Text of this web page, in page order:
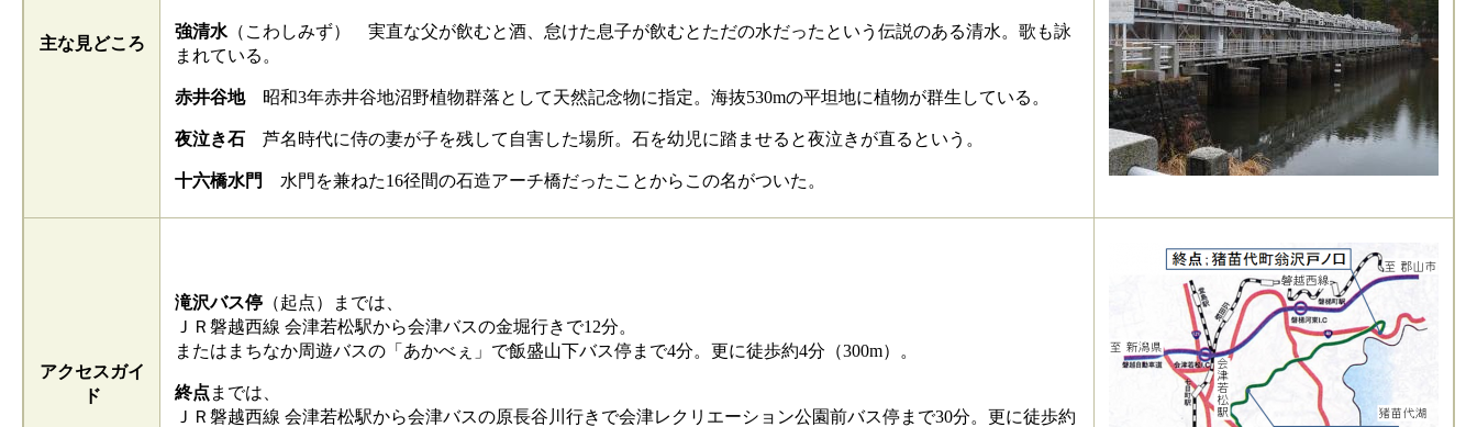
主な見どころ
強清水（こわしみず） 実直な父が飲むと酒、怠けた息子が飲むとただの水だったという伝説のある清水。歌も詠
まれている。
赤井谷地昭和3年赤井谷地沼野植物群落として天然記念物に指定。海抜530mの平坦地に植物が群生している。
夜泣き石芦名時代に侍の妻が子を残して自害した場所。石を幼児に踏ませると夜泣きが直るという。
十六橋水門 水門を兼ねた16径間の石造アーチ橋だったことからこの名がついた。
アクセスガイ
ド
滝沢バス停（起点）までは、
ＪＲ磐越西線 会津若松駅から会津バスの金堀行きで12分。
またはまちなか周遊バスの「あかべぇ」で飯盛山下バス停まで4分。更に徒歩約4分（300m）。
終点 までは、
ＪＲ磐越西線 会津若松駅から会津バスの原長谷川行きで会津レクリエーション公園前バス停まで30分。更に徒歩約